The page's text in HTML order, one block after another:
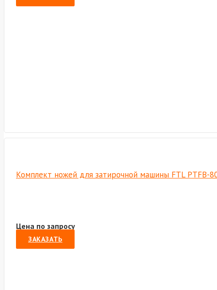
Комплект ножей для затирочной машины FTL PTFB-
Цена по запросу
ЗАКАЗАТЬ